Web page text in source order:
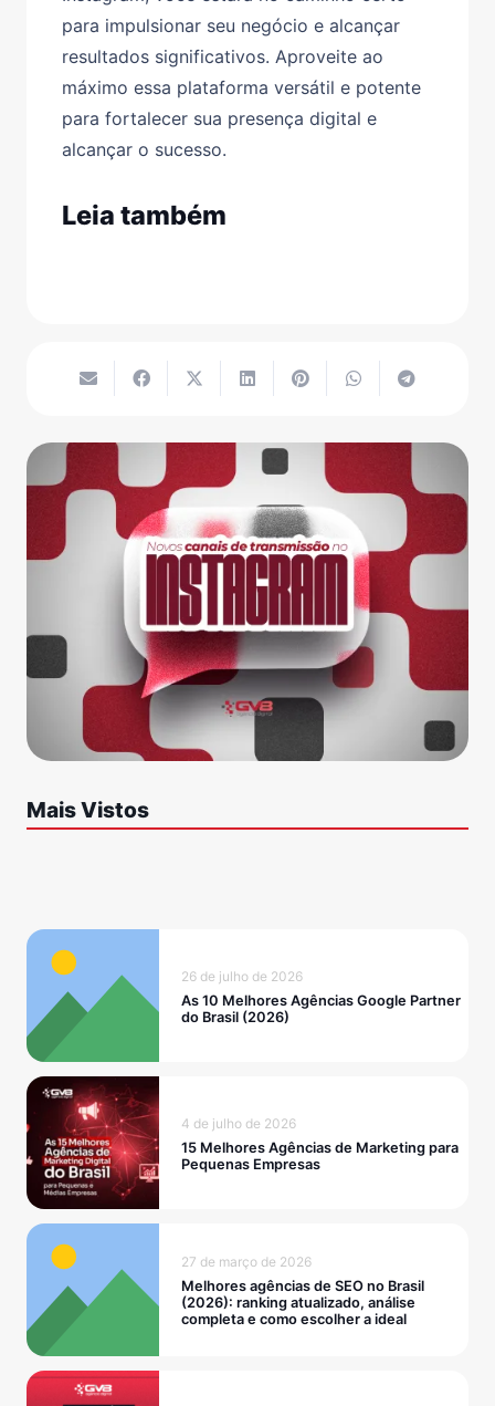
para impulsionar seu negócio e alcançar
resultados significativos. Aproveite ao
máximo essa plataforma versátil e potente
para fortalecer sua presença digital e
alcançar o sucesso.
Leia também
Mais Vistos
26 de julho de 2026
As 10 Melhores Agências Google Partner
do Brasil (2026)
4 de julho de 2026
15 Melhores Agências de Marketing para
Pequenas Empresas
27 de março de 2026
Melhores agências de SEO no Brasil
(2026): ranking atualizado, análise
completa e como escolher a ideal